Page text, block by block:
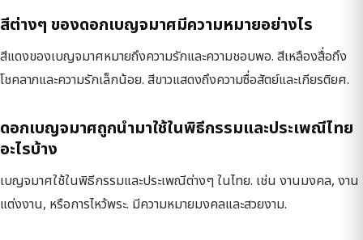
สีต่างๆ ของดอกเบญจมาศมีความหมายอย่างไร
สีแดงของเบญจมาศหมายถึงความรักและความชอบพอ. สีเหลืองสื่อถึง
โชคลาภและความรักเล็กน้อย. สีขาวแสดงถึงความซื่อสัตย์และเกียรติยศ.
ดอกเบญจมาศถูกนำมาใช้ในพิธีกรรมและประเพณีไทย
อะไรบ้าง
เบญจมาศใช้ในพิธีกรรมและประเพณีต่างๆ ในไทย. เช่น งานมงคล, งาน
แต่งงาน, หรือการไหว้พระ. มีความหมายมงคลและสวยงาม.